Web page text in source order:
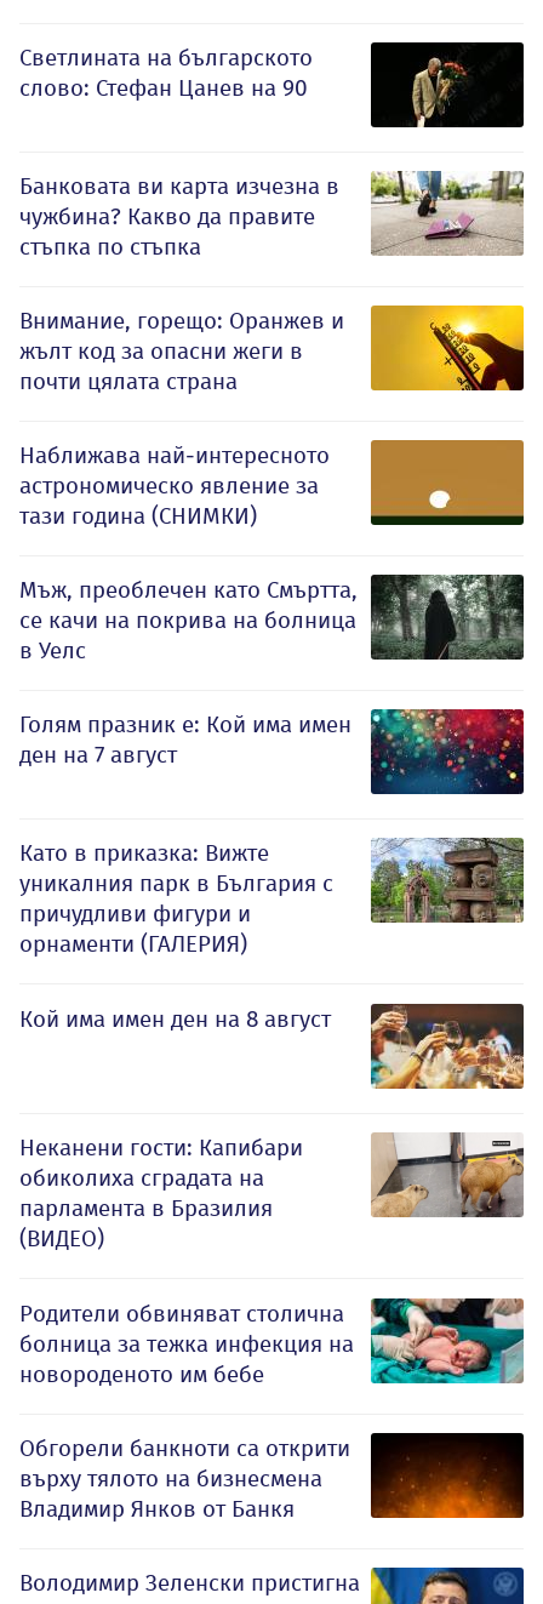
Светлината на българското
слово: Стефан Цанев на 90
Банковата ви карта изчезна в
чужбина? Какво да правите
стъпка по стъпка
Внимание, горещо: Оранжев и
жълт код за опасни жеги в
почти цялата страна
Наближава най-интересното
астрономическо явление за
тази година (СНИМКИ)
Мъж, преоблечен като Смъртта,
се качи на покрива на болница
в Уелс
Голям празник е: Кой има имен
ден на 7 август
Като в приказка: Вижте
уникалния парк в България с
причудливи фигури и
орнаменти (ГАЛЕРИЯ)
Кой има имен ден на 8 август
Неканени гости: Капибари
обиколиха сградата на
парламента в Бразилия
(ВИДЕО)
Родители обвиняват столична
болница за тежка инфекция на
новороденото им бебе
Обгорели банкноти са открити
върху тялото на бизнесмена
Владимир Янков от Банкя
Володимир Зеленски пристигна